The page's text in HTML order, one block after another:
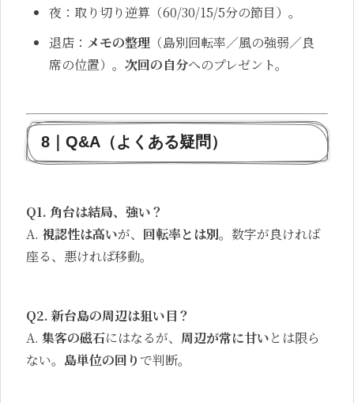
夜：取り切り逆算（60/30/15/5分の節目）。
退店： メモの整理 （島別回転率／風の強弱／良
席の位置）。次回の自分へのプレゼント。
8｜Q&A（よくある疑問）
Q1. 角台は結局、強い？
A. 視認性は高いが、 回転率とは別。数字が良ければ
座る、悪ければ移動。
Q2. 新台島の周辺は狙い目？
A. 集客の磁石にはなるが、 周辺が常に甘いとは限ら
ない。 島単位の回りで判断。